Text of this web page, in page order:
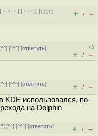
﹢﹢﹢] [ · · ·][↓] [↑]
+ / –
^^] [^^^] [ответить]
+3
+ / –
^^] [^^^] [ответить]
+ / –
KDE использовался, по-
на Dolphin
^] [^^] [^^^] [ответить]
+ / –